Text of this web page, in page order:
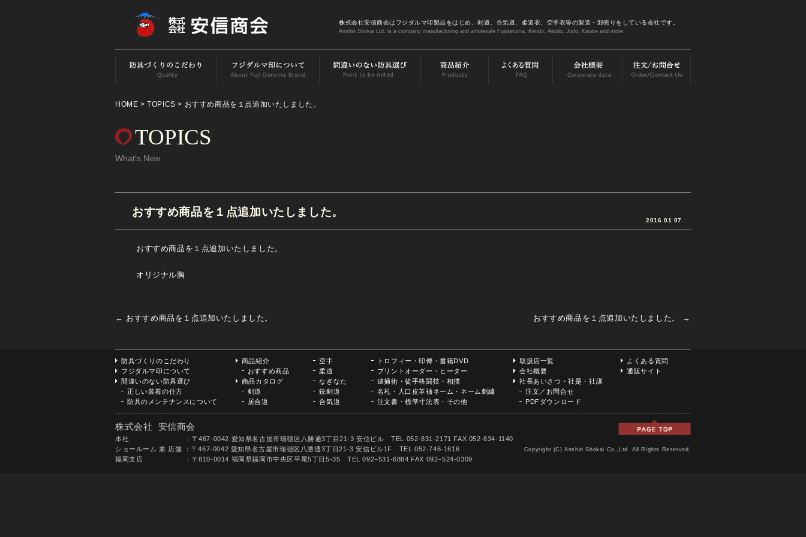
株式会社安信商会はフジダルマ印製品をはじめ、剣道、合気道、柔道衣、空手衣等の製造・卸売りをしている会社です。
Anshin Shokai Ltd. is a company manufacturing and wholesale Fujidaruma, Kendo, Aikido, Judo, Karate and more.
HOME >TOPICS > おすすめ商品を１点追加いたしました。
TOPICS
What’s New
おすすめ商品を１点追加いたしました。
2016 01 07
おすすめ商品を１点追加いたしました。
オリジナル胸
おすすめ商品を１点追加いたしました。 →
← おすすめ商品を１点追加いたしました。
防具づくりのこだわり
フジダルマ印について
間違いのない防具選び
正しい装着の仕方
防具のメンテナンスについて
商品紹介
おすすめ商品
商品カタログ
剣道
居合道
空手
柔道
なぎなた
銃剣道
合気道
トロフィー・印傳・書籍DVD
プリントオーダー・ヒーター
逮捕術・徒手格闘技・相撲
名札・人口皮革袖ネーム・ネーム刺繍
注文書・標準寸法表・その他
取扱店一覧
会社概要
社長あいさつ・社是・社訓
注文／お問合せ
PDFダウンロード
よくある質問
通販サイト
株式会社 安信商会
本社 ：〒467-0042 愛知県名古屋市瑞穂区八勝通3丁目21-3 安信ビル TEL 052-831-2171 FAX 052-834-1140
ショールーム 兼 店舗 ：〒467-0042 愛知県名古屋市瑞穂区八勝通3丁目21-3 安信ビル1F TEL 052-746-1616
福岡支店 ：〒810-0014 福岡県福岡市中央区平尾5丁目5-35 TEL 092−531-6884 FAX 092−524-0309
Copyright (C) Anshin Shokai Co.,Ltd. All Rights Reserved.